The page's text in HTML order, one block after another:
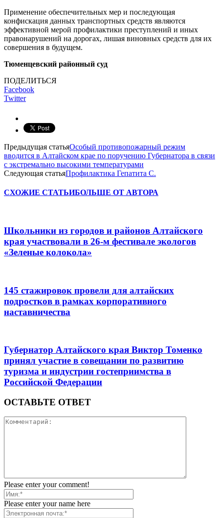
Применение обеспечительных мер и последующая
конфискация данных транспортных средств являются
эффективной мерой профилактики преступлений и иных
правонарушений на дорогах, лишая виновных средств для их
совершения в будущем.
Тюменцевский районный суд
ПОДЕЛИТЬСЯ
Facebook
Twitter
Предыдущая статьяОсобый противопожарный режим
вводится в Алтайском крае по поручению Губернатора в связи
с экстремально высокими температурами
Следующая статьяПрофилактика Гепатита С.
СХОЖИЕ СТАТЬИБОЛЬШЕ ОТ АВТОРА
Школьники из городов и районов Алтайского
края участвовали в 26-м фестивале экологов
«Зеленые колокола»
145 стажировок провели для алтайских
подростков в рамках корпоративного
наставничества
Губернатор Алтайского края Виктор Томенко
принял участие в совещании по развитию
туризма и индустрии гостеприимства в
Российской Федерации
ОСТАВЬТЕ ОТВЕТ
Please enter your comment!
Please enter your name here